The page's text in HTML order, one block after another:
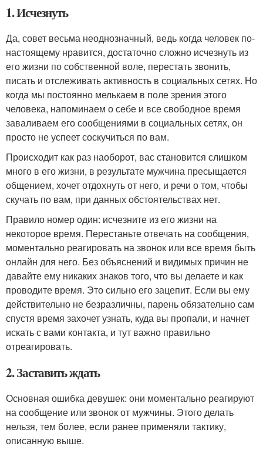
1. Исчезнуть
Да, совет весьма неоднозначный, ведь когда человек по-
настоящему нравится, достаточно сложно исчезнуть из
его жизни по собственной воле, перестать звонить,
писать и отслеживать активность в социальных сетях. Но
когда мы постоянно мелькаем в поле зрения этого
человека, напоминаем о себе и все свободное время
заваливаем его сообщениями в социальных сетях, он
просто не успеет соскучиться по вам.
Происходит как раз наоборот, вас становится слишком
много в его жизни, в результате мужчина пресыщается
общением, хочет отдохнуть от него, и речи о том, чтобы
скучать по вам, при данных обстоятельствах нет.
Правило номер один: исчезните из его жизни на
некоторое время. Перестаньте отвечать на сообщения,
моментально реагировать на звонок или все время быть
онлайн для него. Без объяснений и видимых причин не
давайте ему никаких знаков того, что вы делаете и как
проводите время. Это сильно его зацепит. Если вы ему
действительно не безразличны, парень обязательно сам
спустя время захочет узнать, куда вы пропали, и начнет
искать с вами контакта, и тут важно правильно
отреагировать.
2. Заставить ждать
Основная ошибка девушек: они моментально реагируют
на сообщение или звонок от мужчины. Этого делать
нельзя, тем более, если ранее применяли тактику,
описанную выше.